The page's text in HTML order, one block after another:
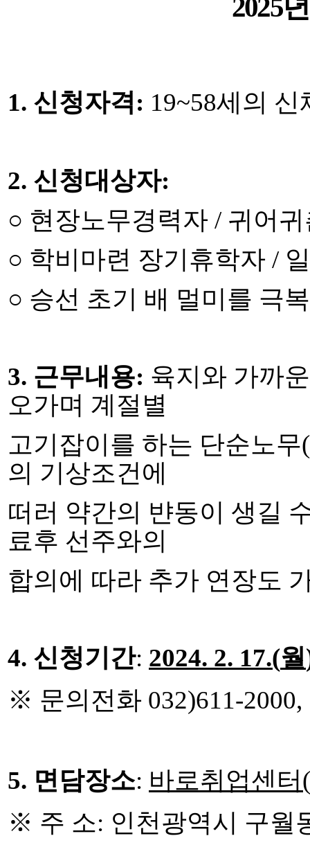
2025
1. 신청자격: 19~58세의 신
2. 신청대상자:
○ 현장노무경력자 / 귀어
○ 학비마련 장기휴학자 /
○ 승선 초기 배 멀미를 극
3. 근무내용: 육지와 가까
오가며 계절별
고기잡이를 하는 단순노무(
의 기상조건에
떠러 약간의 뱐동이 생길
료후 선주와의
합의에 따라 추가 연장도
4. 신청기간: 2024. 2. 17.(월
※ 문의전화 032)611-2000,
5. 면담장소: 바로취업센터 (
※ 주 소: 인천광역시 구월